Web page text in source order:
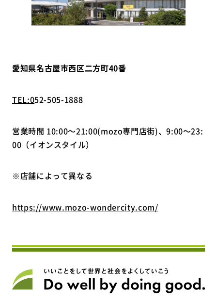
愛知県名古屋市西区二方町40番
TEL:052-505-1888
営業時間 10:00～21:00(mozo専門店街)、9:00～23:
00（イオンスタイル）
※店舗によって異なる
https://www.mozo-wondercity.com/